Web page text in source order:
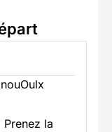
Prenez la